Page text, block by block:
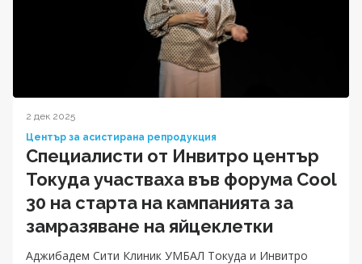
2 дек 2025
Център за асистирана репродукция
Специалисти от Инвитро център
Токуда участваха във форума Cool
30 на старта на кампанията за
замразяване на яйцеклетки
Аджибадем Сити Клиник УМБАЛ Токуда и Инвитро